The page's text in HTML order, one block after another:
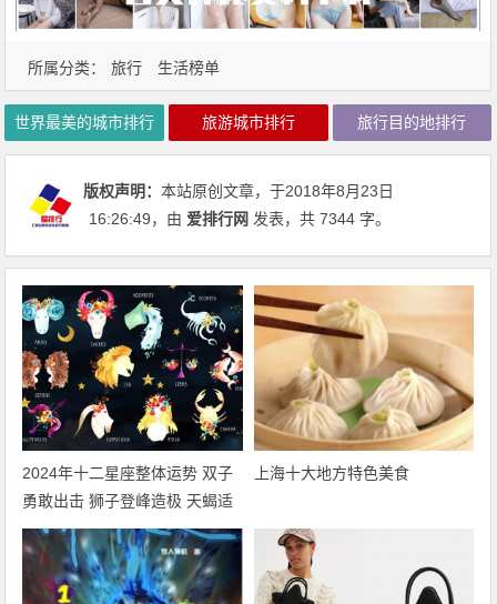
所属分类： 旅行 生活榜单
世界最美的城市排行 旅游城市排行 旅行目的地排行
版权声明：本站原创文章，于2018年8月23日
16:26:49，由 爱排行网 发表，共 7344 字。
2024年十二星座整体运势 双子
勇敢出击 狮子登峰造极 天蝎适
者生存 摩羯脱胎换骨
上海十大地方特色美食